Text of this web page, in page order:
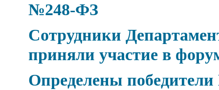
№248-ФЗ
Сотрудники
приняли участие в
Определены победители